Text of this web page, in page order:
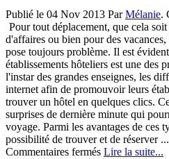
un
voyage!
Publié le 04 Nov 2013 ParMélanie.
Pour tout déplacement, que cela
d'affaires ou bien pour des
pose toujours problème. Il est
établissements hôteliers est une des
l'instar des grandes enseignes, les
internet afin de promouvoir leurs
trouver un hôtel en quelques clics.
surprises de dernière minute qui
voyage. Parmi les avantages de ces
possibilité de trouver et de réserver ...
Commentaires ferméssur
Lire la suite...